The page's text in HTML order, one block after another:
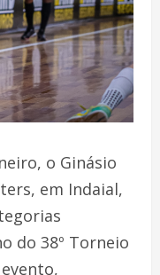
o Ginásio
em Indaial,
do 38º Torneio